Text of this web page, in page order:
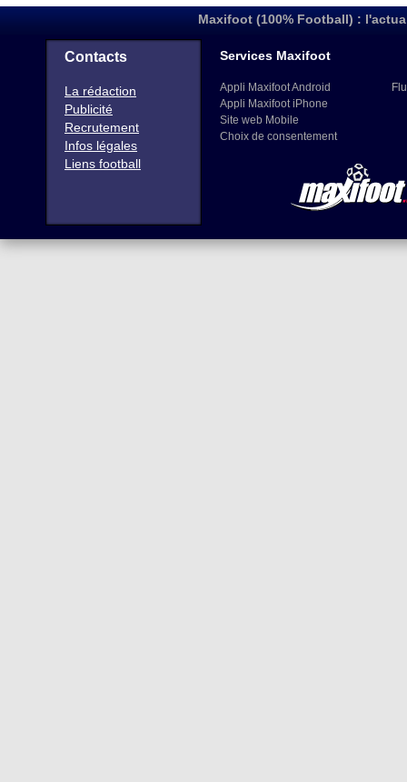
Maxifoot (100% Football) :
Contacts
La rédaction
Publicité
Recrutement
Infos légales
Liens football
Services Maxifoot
Appli Maxifoot Android
Appli Maxifoot iPhone
Site web Mobile
Choix de consentement